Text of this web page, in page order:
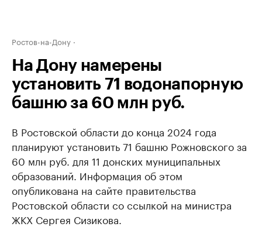
Ростов-на-Дону
На Дону намерены
установить 71 водонапорную
башню за 60 млн руб.
В Ростовской области до конца 2024 года
планируют установить 71 башню Рожновского за
60 млн руб. для 11 донских муниципальных
образований. Информация об этом
опубликована на сайте правительства
Ростовской области со ссылкой на министра
ЖКХ Сергея Сизикова.